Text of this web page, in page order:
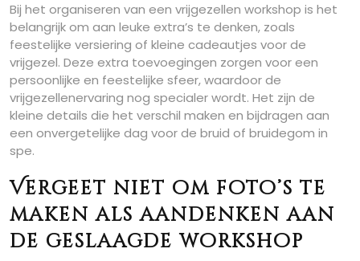
Bij het organiseren van een vrijgezellen workshop is het
belangrijk om aan leuke extra’s te denken, zoals
feestelijke versiering of kleine cadeautjes voor de
vrijgezel. Deze extra toevoegingen zorgen voor een
persoonlijke en feestelijke sfeer, waardoor de
vrijgezellenervaring nog specialer wordt. Het zijn de
kleine details die het verschil maken en bijdragen aan
een onvergetelijke dag voor de bruid of bruidegom in
spe.
Vergeet niet om foto’s te
maken als aandenken aan
de geslaagde workshop